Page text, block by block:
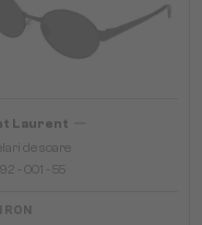
Laurent
de soare
- 001 - 55
RON